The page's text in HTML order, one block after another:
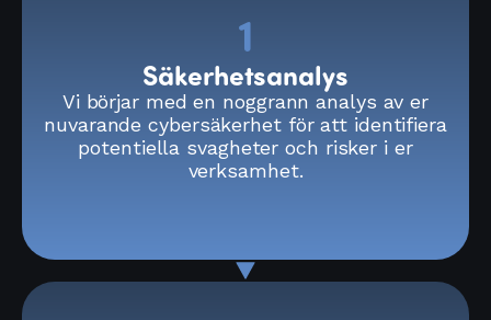
1
Säkerhetsanalys
Vi börjar med en noggrann analys av er
nuvarande cybersäkerhet för att identifiera
potentiella svagheter och risker i er
verksamhet.